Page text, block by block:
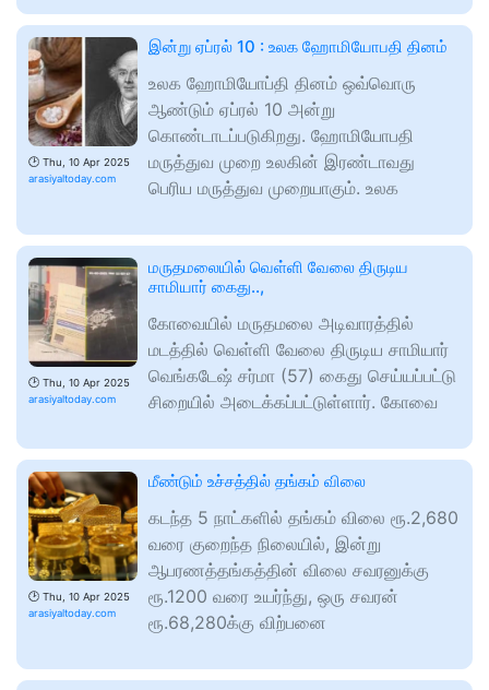
🕑 Thu, 10 Apr 2025
arasiyaltoday.com
இன்று ஏப்ரல் 10 : உலக ஹோமியோபதி தினம்
உலக ஹோமியோப்தி தினம் ஒவ்வொரு
ஆண்டும் ஏப்ரல் 10 அன்று
கொண்டாடப்படுகிறது. ஹோமியோபதி
மருத்துவ முறை உலகின் இரண்டாவது
பெரிய மருத்துவ முறையாகும். உலக
🕑 Thu, 10 Apr 2025
arasiyaltoday.com
மருதமலையில் வெள்ளி வேலை திருடிய
சாமியார் கைது..,
கோவையில் மருதமலை அடிவாரத்தில்
மடத்தில் வெள்ளி வேலை திருடிய சாமியார்
வெங்கடேஷ் சர்மா (57) கைது செய்யப்பட்டு
சிறையில் அடைக்கப்பட்டுள்ளார். கோவை
🕑 Thu, 10 Apr 2025
arasiyaltoday.com
மீண்டும் உச்சத்தில் தங்கம் விலை
கடந்த 5 நாட்களில் தங்கம் விலை ரூ.2,680
வரை குறைந்த நிலையில், இன்று
ஆபரணத்தங்கத்தின் விலை சவரனுக்கு
ரூ.1200 வரை உயர்ந்து, ஒரு சவரன்
ரூ.68,280க்கு விற்பனை